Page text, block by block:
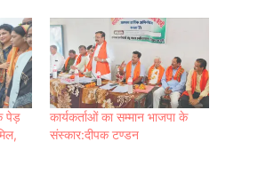
पेड़
कार्यकर्ताओं का सम्मान भाजपा के
संस्कार:दीपक टण्डन